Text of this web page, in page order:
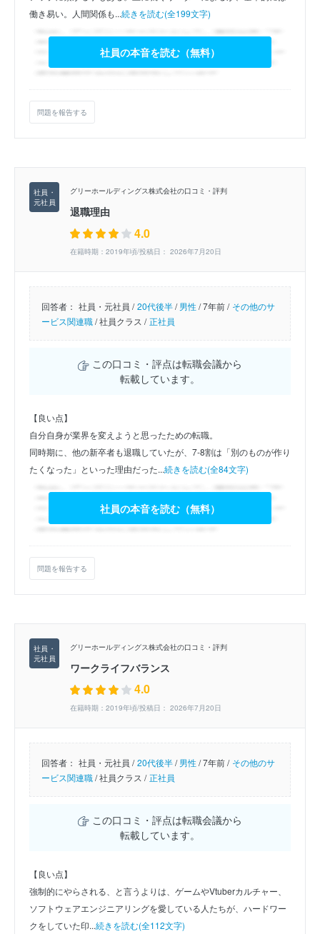
働き易い。人間関係も...続きを読む(全199文字)
社員の本音を読む（無料）
問題を報告する
グリーホールディングス株式会社の口コミ・評判
退職理由
4.0
在籍時期：2019年頃/投稿日： 2026年7月20日
回答者： 社員・元社員 / 20代後半/男性/7年前 / その他のサ
ービス関連職/社員クラス / 正社員
この口コミ・評点は転職会議から
転載しています。
【良い点】
自分自身が業界を変えようと思ったための転職。
同時期に、他の新卒者も退職していたが、7-8割は「別のものが作り
たくなった」といった理由だった...続きを読む(全84文字)
社員の本音を読む（無料）
問題を報告する
グリーホールディングス株式会社の口コミ・評判
ワークライフバランス
4.0
在籍時期：2019年頃/投稿日： 2026年7月20日
回答者： 社員・元社員 / 20代後半/男性/7年前 / その他のサ
ービス関連職/社員クラス / 正社員
この口コミ・評点は転職会議から
転載しています。
【良い点】
強制的にやらされる、と言うよりは、ゲームやVtuberカルチャー、
ソフトウェアエンジニアリングを愛している人たちが、ハードワー
クをしていた印...続きを読む(全112文字)